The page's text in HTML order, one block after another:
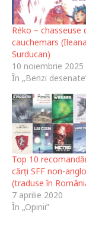
Réko – chasseuse
cauchemars (Ileana
Surducan)
10 noiembrie 2025
În „Benzi
Top 10
cărți SFF non-anglo
(traduse în
7 aprilie 2020
În „Opinii”